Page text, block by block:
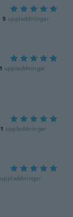
5 uppladdningar
1 uppladdningar
1 uppladdningar
uppladdningar